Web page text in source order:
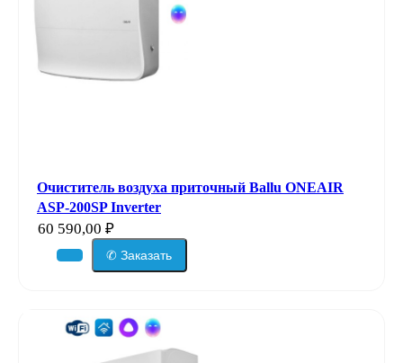
Очиститель воздуха приточный Ballu ONEAIR
ASP-200SP Inverter
60 590,00 ₽
✆ Заказать